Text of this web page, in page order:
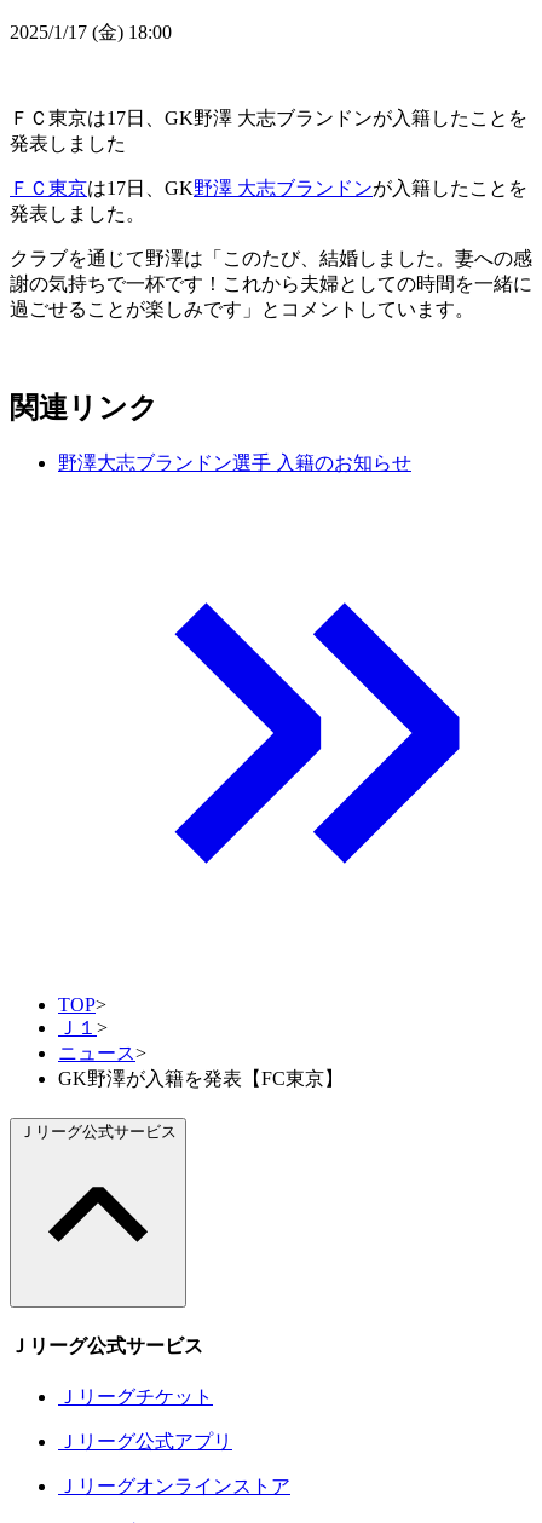
2025/1/17 (金) 18:00
ＦＣ東京は17日、GK野澤 大志ブランドンが入籍したことを
発表しました
ＦＣ東京は17日、GK野澤 大志ブランドンが入籍したことを
発表しました。
クラブを通じて野澤は「このたび、結婚しました。妻への感
謝の気持ちで一杯です！これから夫婦としての時間を一緒に
過ごせることが楽しみです」とコメントしています。
関連リンク
野澤大志ブランドン選手 入籍のお知らせ
TOP>
Ｊ１ >
ニュース>
GK野澤が入籍を発表【FC東京】
Ｊリーグ公式サービス
Ｊリーグ公式サービス
Ｊリーグチケット
Ｊリーグ公式アプリ
Ｊリーグオンラインストア